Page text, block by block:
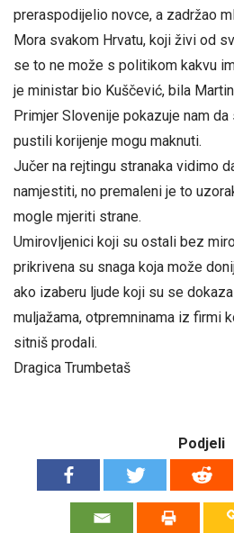
preraspodijelio novce, a zadržao
Mora svakom Hrvatu, koji živi od
se to ne može s politikom kakvu
je ministar bio Kuščević, bila
Primjer Slovenije pokazuje nam
pustili korijenje mogu maknuti.
Jučer na rejtingu stranaka vidimo
namjestiti, no premaleni je to
mogle mjeriti strane.
Umirovljenici koji su ostali bez
prikrivena su snaga koja može
ako izaberu ljude koji su se
muljažama, otpremninama iz firmi
sitniš prodali.
Dragica Trumbetaš
Podjeli